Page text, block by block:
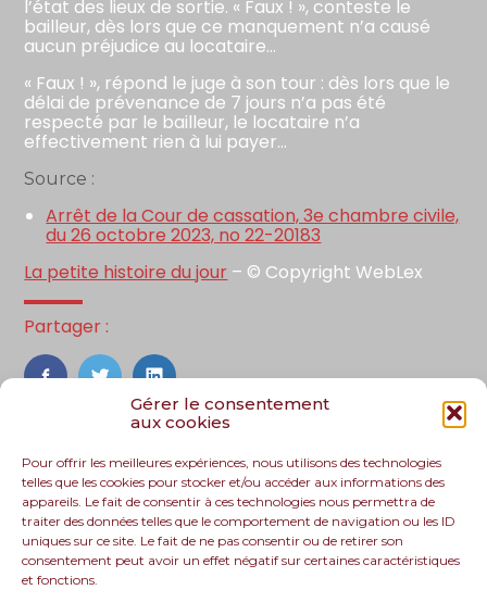
Gérer le consentement
aux cookies
Pour offrir les meilleures expériences, nous utilisons des technologies
telles que les cookies pour stocker et/ou accéder aux informations des
appareils. Le fait de consentir à ces technologies nous permettra de
traiter des données telles que le comportement de navigation ou les ID
uniques sur ce site. Le fait de ne pas consentir ou de retirer son
consentement peut avoir un effet négatif sur certaines caractéristiques
et fonctions.
l’état des lieux de sortie. « Faux ! », conteste le
bailleur, dès lors que ce manquement n’a causé
aucun préjudice au locataire…
« Faux ! », répond le juge à son tour : dès lors que le
délai de prévenance de 7 jours n’a pas été
respecté par le bailleur, le locataire n’a
effectivement rien à lui payer…
Source :
Arrêt de la Cour de cassation, 3e chambre civile,
du 26 octobre 2023, no 22-20183
La petite histoire du jour – © Copyright WebLex
Partager :
FaceBook
TwitterLinkedIn